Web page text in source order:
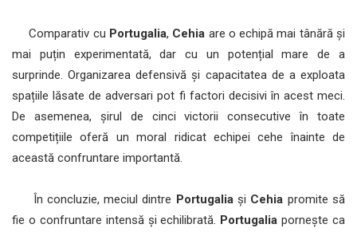
Comparativ cu Portugalia, Cehia are o echipă mai tânără și
mai puțin experimentată, dar cu un potențial mare de a
surprinde. Organizarea defensivă și capacitatea de a exploata
spațiile lăsate de adversari pot fi factori decisivi în acest meci.
De asemenea, șirul de cinci victorii consecutive în toate
competițiile oferă un moral ridicat echipei cehe înainte de
această confruntare importantă.
În concluzie, meciul dintre Portugaliași Cehia promite să
fie o confruntare intensă și echilibrată. Portugalia pornește ca